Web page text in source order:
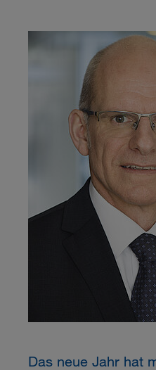
Das neue Jahr hat